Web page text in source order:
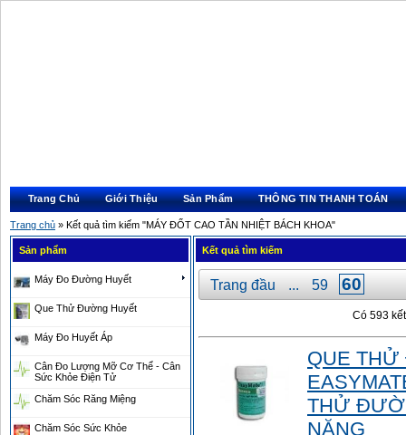
Trang Chủ Giới Thiệu Sản Phẩm THÔNG TIN THANH TOÁN
Trang chủ » Kết quả tìm kiếm "MÁY ĐỐT CAO TẦN NHIỆT BÁCH KHOA"
Kết quả tìm kiếm
Trang đầu ... 59 60
Có 593
QUE
THỬ
NĂNG
Sản phẩm
Máy Đo Đường Huyết
Que Thử Đường Huyết
Máy Đo Huyết Áp
Cân Đo Lượng Mỡ Cơ Thể - Cân
Sức Khỏe Điện Tử
Chăm Sóc Răng Miệng
Chăm Sóc Sức Khỏe